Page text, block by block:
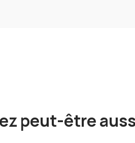
peut-être